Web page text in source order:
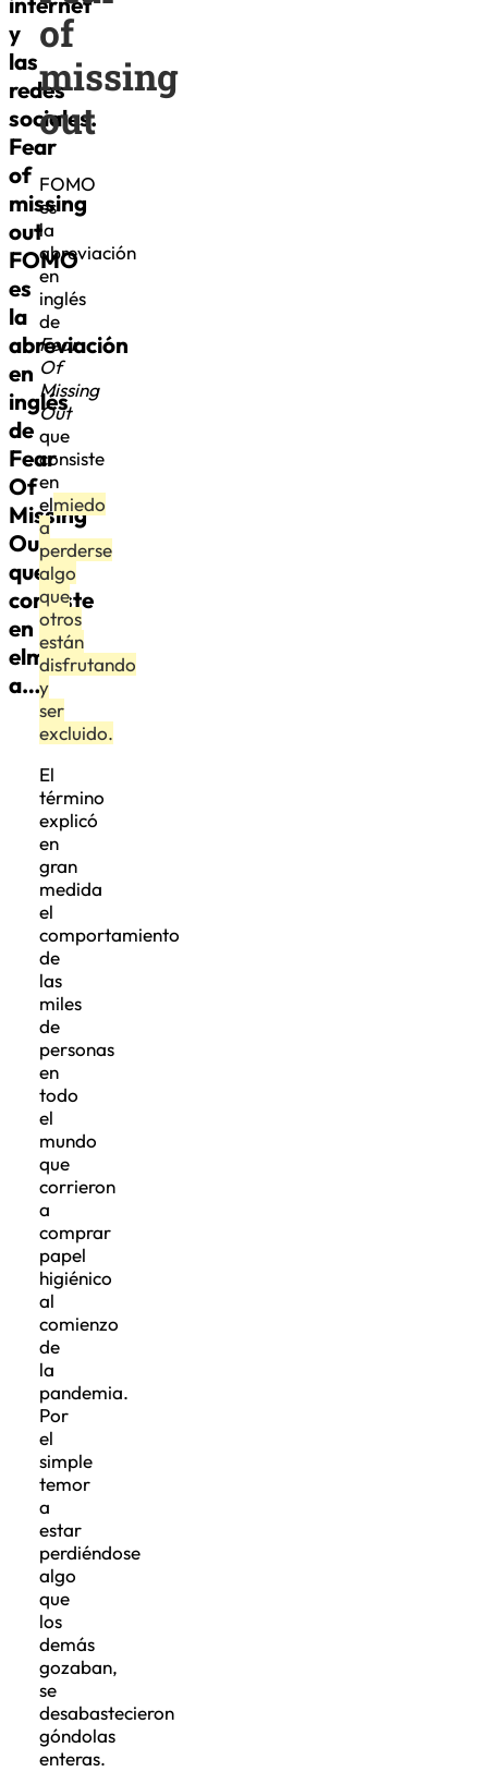
y
las
redes
sociales.
Fear
of
missing
out
FOMO
es
la
abreviación
en
inglés
de
Fear
Of
Missing
Out
que
consiste
en
elmiedo
a…
of
missing
out
FOMO
es
la
abreviación
en
inglés
de
Fear
Of
Missing
Out
que
consiste
en
elmiedo
a
perderse
algo
que
otros
están
disfrutando
y
ser
excluido.
El
término
explicó
en
gran
medida
el
comportamiento
de
las
miles
de
personas
en
todo
el
mundo
que
corrieron
a
comprar
papel
higiénico
al
comienzo
de
la
pandemia.
Por
el
simple
temor
a
estar
perdiéndose
algo
que
los
demás
gozaban,
se
desabastecieron
góndolas
enteras.